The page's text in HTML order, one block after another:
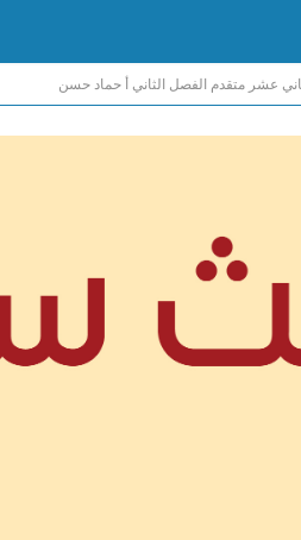
عشر متقدم الفصل الثاني أ حماد حسن